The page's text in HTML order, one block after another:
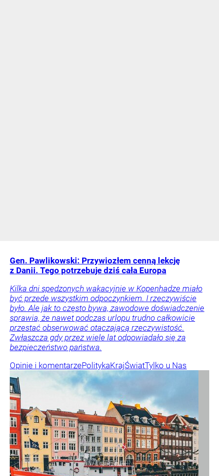
Gen. Pawlikowski: Przywiozłem cenną lekcję
z Danii. Tego potrzebuje dziś cała Europa
Kilka dni spędzonych wakacyjnie w Kopenhadze miało
być przede wszystkim odpoczynkiem. I rzeczywiście
było. Ale jak to często bywa, zawodowe doświadczenie
sprawia, że nawet podczas urlopu trudno całkowicie
przestać obserwować otaczającą rzeczywistość.
Zwłaszcza gdy przez wiele lat odpowiadało się za
bezpieczeństwo państwa.
Opinie i komentarzePolitykaKrajŚwiatTylko u Nas